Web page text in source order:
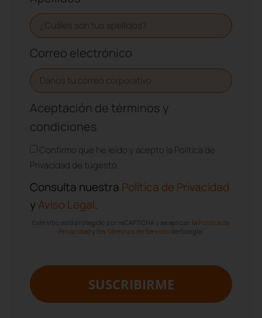
Correo electrónico
Aceptación de términos y
condiciones
Confirmo que he leído y acepto la Política de
Privacidad de tugesto.
Consulta nuestra Política de Privacidad
y Aviso Legal.
Este sitio está protegido por reCAPTCHA y se aplican la Política de
Privacidad y los Términos de Servicio de Google.
SUSCRIBIRME